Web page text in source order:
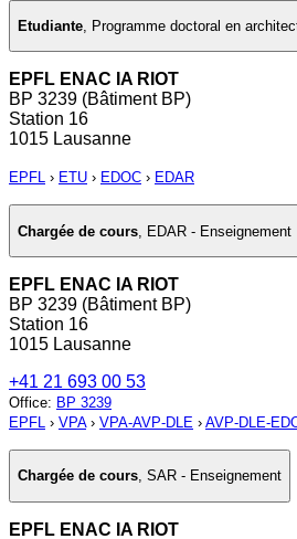
Etudiante, Programme doctoral en
EPFL ENAC IA RIOT
BP 3239 (Bâtiment BP)
Station 16
1015 Lausanne
EPFL › ETU › EDOC › EDAR
Chargée de cours EDAR - Enseignement
EPFL ENAC IA RIOT
BP 3239 (Bâtiment BP)
Station 16
1015 Lausanne
+41 21 693 00 53
Office: BP 3239
EPFL › VPA› VPA-AVP-DLE › AVP-DLE-
Chargée de cours, SAR - Enseignement
EPFL ENAC IA RIOT